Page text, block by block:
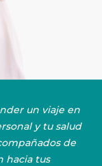
un viaje en
y tu salud
de
hacia tus